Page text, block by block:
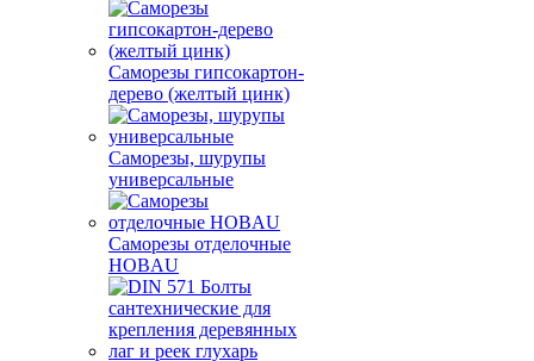
Саморезы гипсокартон-
дерево (желтый цинк)
Саморезы, шурупы
универсальные
Саморезы отделочные
HOBAU